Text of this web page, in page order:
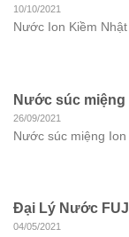
10/10/2021
Nước Ion Kiềm
Nước súc miệng
26/09/2021
Nước súc miệng Ion
Đại Lý Nước
04/05/2021